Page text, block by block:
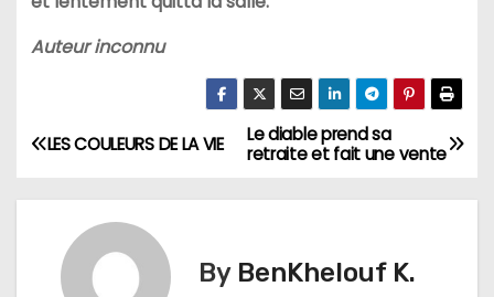
Auteur inconnu
N
a
Le diable prend sa
retraite et fait une vente
LES COULEURS DE LA VIE
By BenKhelouf K.